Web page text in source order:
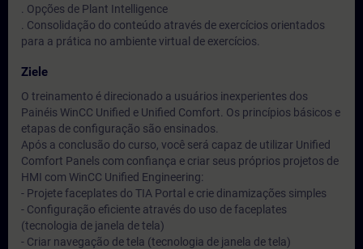
. Opções de Plant Intelligence
. Consolidação do conteúdo através de exercícios orientados
para a prática no ambiente virtual de exercícios.
Ziele
O treinamento é direcionado a usuários inexperientes dos
Painéis WinCC Unified e Unified Comfort. Os princípios básicos e
etapas de configuração são ensinados.
Após a conclusão do curso, você será capaz de utilizar Unified
Comfort Panels com confiança e criar seus próprios projetos de
HMI com WinCC Unified Engineering:
- Projete faceplates do TIA Portal e crie dinamizações simples
- Configuração eficiente através do uso de faceplates
(tecnologia de janela de tela)
- Criar navegação de tela (tecnologia de janela de tela)